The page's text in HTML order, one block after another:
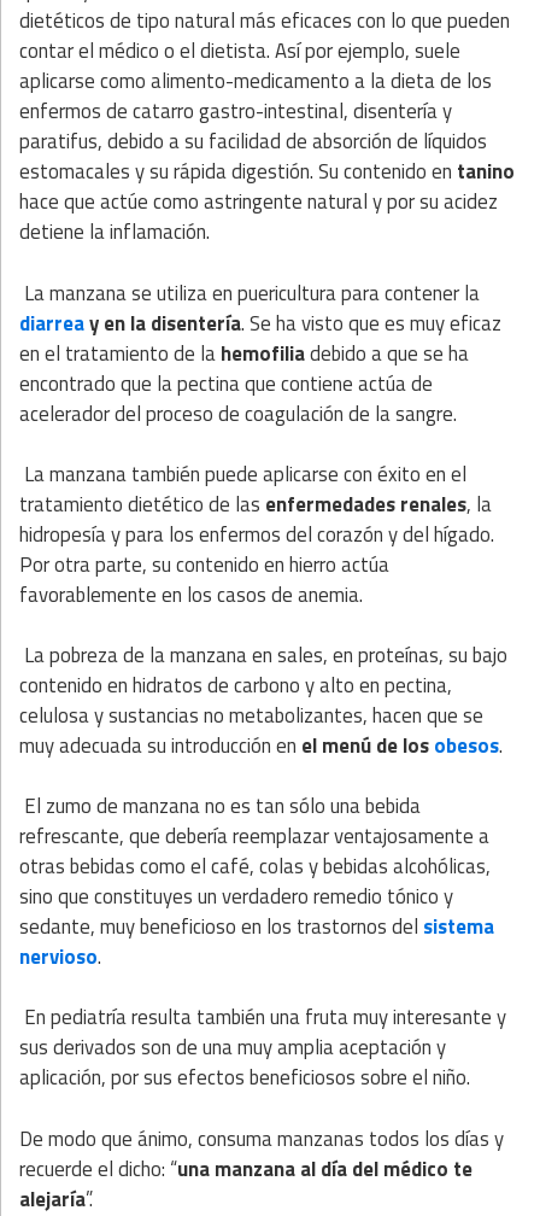
dietéticos de tipo natural más eficaces con lo que pueden
contar el médico o el dietista. Así por ejemplo, suele
aplicarse como alimento-medicamento a la dieta de los
enfermos de catarro gastro-intestinal, disentería y
paratifus, debido a su facilidad de absorción de líquidos
estomacales y su rápida digestión. Su contenido en tanino
hace que actúe como astringente natural y por su acidez
detiene la inflamación.
La manzana se utiliza en puericultura para contener la
diarreay en la disentería. Se ha visto que es muy eficaz
en el tratamiento de lahemofiliadebido a que se ha
encontrado que la pectina que contiene actúa de
acelerador del proceso de coagulación de la sangre.
La manzana también puede aplicarse con éxito en el
tratamiento dietético de las enfermedades renales, la
hidropesía y para los enfermos del corazón y del hígado.
Por otra parte, su contenido en hierro actúa
favorablemente en los casos de anemia.
La pobreza de la manzana en sales, en proteínas, su bajo
contenido en hidratos de carbono y alto en pectina,
celulosa y sustancias no metabolizantes, hacen que se
muy adecuada su introducción en el menú de losobesos.
El zumo de manzana no es tan sólo una bebida
refrescante, que debería reemplazar ventajosamente a
otras bebidas como el café, colas y bebidas alcohólicas,
sino que constituyes un verdadero remedio tónico y
sedante, muy beneficioso en los trastornos del sistema
nervioso.
En pediatría resulta también una fruta muy interesante y
sus derivados son de una muy amplia aceptación y
aplicación, por sus efectos beneficiosos sobre el niño.
De modo que ánimo, consuma manzanas todos los días y
recuerde el dicho: “una manzana al día del médico te
alejaría”.